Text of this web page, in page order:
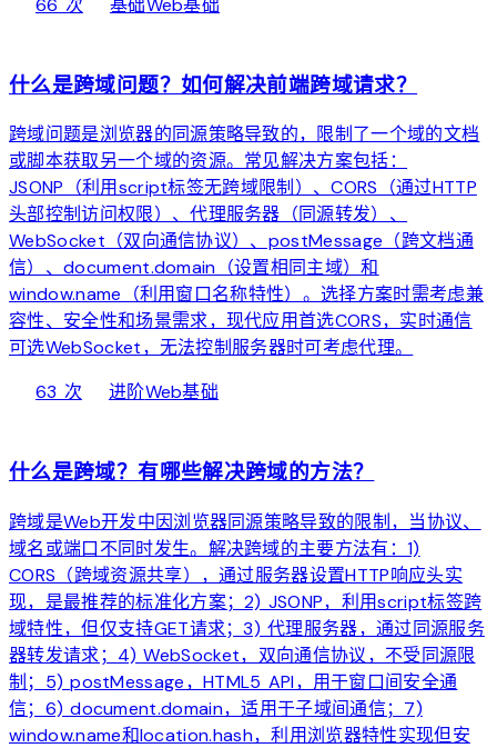
66 次bolt基础Web基础chevron_right
什么是跨域问题？如何解决前端跨域请求？
跨域问题是浏览器的同源策略导致的，限制了一个域的文档
或脚本获取另一个域的资源。常见解决方案包括：
JSONP（利用script标签无跨域限制）、CORS（通过HTTP
头部控制访问权限）、代理服务器（同源转发）、
WebSocket（双向通信协议）、postMessage（跨文档通
信）、document.domain（设置相同主域）和
window.name（利用窗口名称特性）。选择方案时需考虑兼
容性、安全性和场景需求，现代应用首选CORS，实时通信
可选WebSocket，无法控制服务器时可考虑代理。
63 次bolt进阶Web基础chevron_right
什么是跨域？有哪些解决跨域的方法？
跨域是Web开发中因浏览器同源策略导致的限制，当协议、
域名或端口不同时发生。解决跨域的主要方法有：1)
CORS（跨域资源共享），通过服务器设置HTTP响应头实
现，是最推荐的标准化方案；2) JSONP，利用script标签跨
域特性，但仅支持GET请求；3) 代理服务器，通过同源服务
器转发请求；4) WebSocket，双向通信协议，不受同源限
制；5) postMessage，HTML5 API，用于窗口间安全通
信；6) document.domain，适用于子域间通信；7)
window.name和location.hash，利用浏览器特性实现但安